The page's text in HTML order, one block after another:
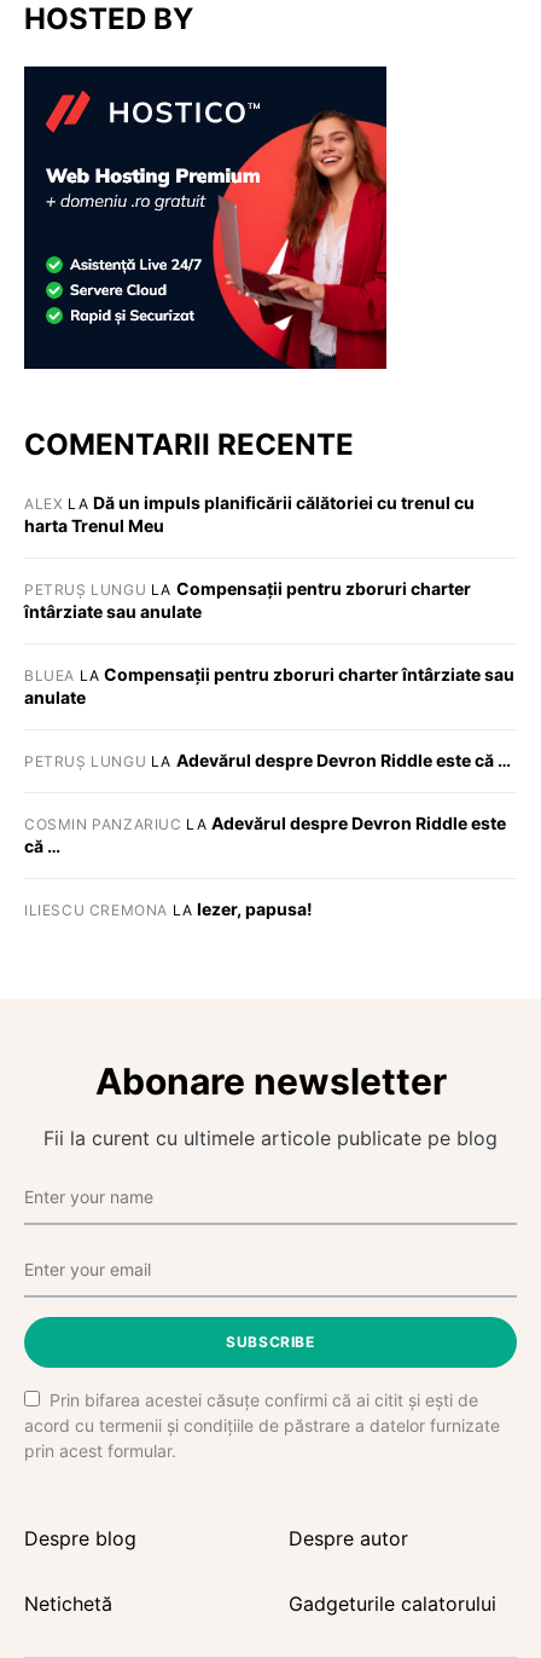
HOSTED BY
COMENTARII RECENTE
ALEX LA Dă un impuls planificării călătoriei cu trenul cu
harta Trenul Meu
PETRUȘ LUNGU LA Compensații pentru zboruri charter
întârziate sau anulate
BLUEA LACompensații pentru zboruri charter întârziate sau
anulate
PETRUȘ LUNGU LA Adevărul despre Devron Riddle este că …
COSMIN PANZARIUC LA Adevărul despre Devron Riddle este
că …
ILIESCU CREMONA LA Iezer, papusa!
Abonare newsletter
Fii la curent cu ultimele articole publicate pe blog
SUBSCRIBE
Prin bifarea acestei căsuțe confirmi că ai citit și ești de
acord cu termenii și condițiile de păstrare a datelor furnizate
prin acest formular.
Despre blog Despre autor
Netichetă Gadgeturile calatorului